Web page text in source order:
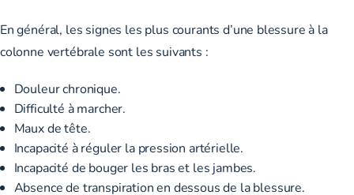
En général, les signes les plus courants d’une blessure à la
colonne vertébrale sont les suivants :
Douleur chronique.
Difficulté à marcher.
Maux de tête.
Incapacité à réguler la pression artérielle.
Incapacité de bouger les bras et les jambes.
Absence de transpiration en dessous de la blessure.